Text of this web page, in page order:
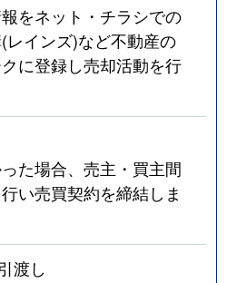
をネット・チラシでの
レインズ)など不動産の
に登録し売却活動を行
た場合、売主・買主間
い売買契約を締結しま
渡し